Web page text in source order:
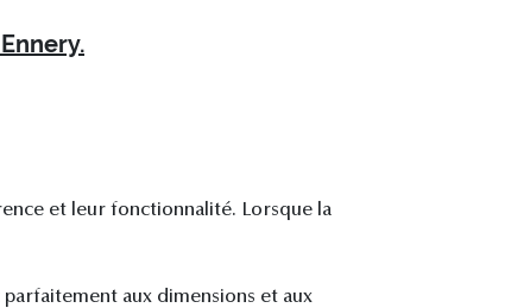
et leur fonctionnalité. Lorsque la
aux dimensions et aux